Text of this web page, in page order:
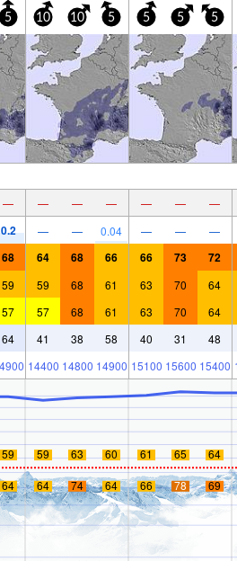
5 10 10 5 5 5 5
— — — — — — —
0.2 — — 0.04 — — —
68 64 68 66 66 73 72
59 59 68 61 63 70 64
57 57 68 61 63 70 64
64 41 38 58 40 31 48
14400 14800 14900 15100 15600 15400
59 59 63 60 61 65 64
64 64 74 64 66 78 69